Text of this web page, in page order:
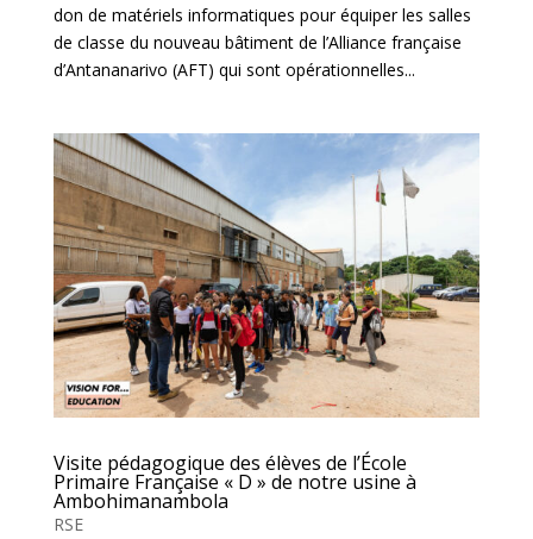
don de matériels informatiques pour équiper les salles
de classe du nouveau bâtiment de l’Alliance française
d’Antananarivo (AFT) qui sont opérationnelles...
Visite pédagogique des élèves de l’École
Primaire Française « D » de notre usine à
Ambohimanambola
RSE